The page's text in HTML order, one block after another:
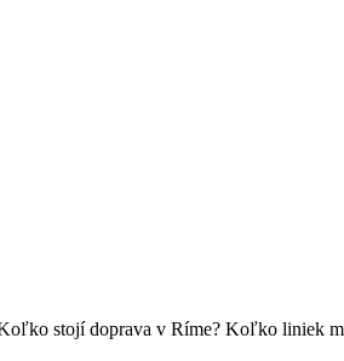
stojí doprava v Ríme? Koľko liniek